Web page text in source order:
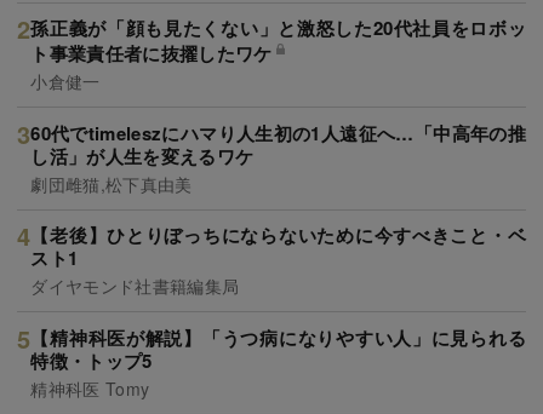
孫正義が「顔も見たくない」と激怒した20代社員をロボッ
ト事業責任者に抜擢したワケ
小倉健一
60代でtimeleszにハマり人生初の1人遠征へ…「中高年の推
し活」が人生を変えるワケ
劇団雌猫,松下真由美
【老後】ひとりぼっちにならないために今すべきこと・ベ
スト1
ダイヤモンド社書籍編集局
【精神科医が解説】「うつ病になりやすい人」に見られる
特徴・トップ5
精神科医 Tomy